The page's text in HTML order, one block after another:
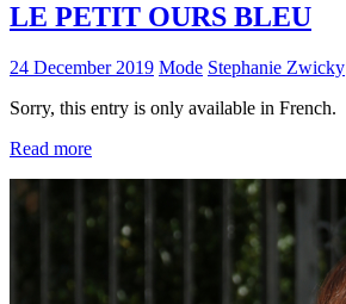
LE PETIT OURS BLEU
24 December 2019 Mode Stephanie Zwicky
Sorry, this entry is only available in French.
Read more